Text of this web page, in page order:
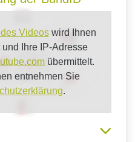
Videoswird Ihnen
Ihre IP-Adresse
übermittelt.
entnehmen Sie
.